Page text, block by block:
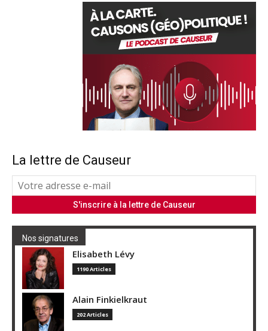
La lettre de Causeur
Nos signatures
Elisabeth Lévy
1190 Articles
Alain Finkielkraut
202 Articles